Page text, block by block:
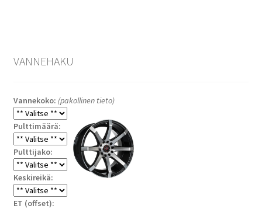
VANNEHAKU
Vannekoko: (pakollinen tieto)
Pulttimäärä:
Pulttijako:
Keskireikä:
ET (offset):